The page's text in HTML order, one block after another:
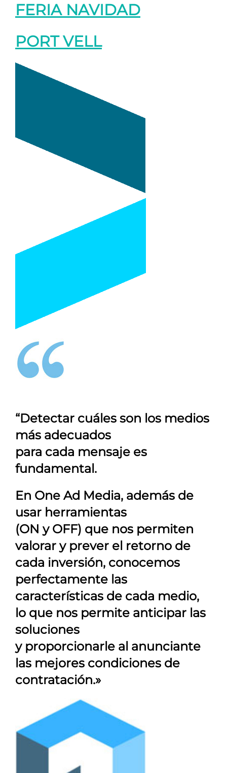
FERIA NAVIDAD
PORT VELL
“Detectar cuáles son los medios
más adecuados
para cada mensaje es
fundamental.
En One Ad Media, además de
usar herramientas
(ON y OFF) que nos permiten
valorar y prever el retorno de
cada inversión, conocemos
perfectamente las
características de cada medio,
lo que nos permite anticipar las
soluciones
y proporcionarle al anunciante
las mejores condiciones de
contratación.»